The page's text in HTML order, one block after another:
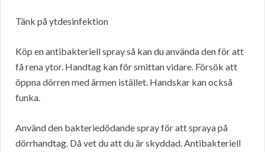
Tänk på ytdesinfektion
Köp en antibakteriell spray så kan du använda den för att
få rena ytor. Handtag kan för smittan vidare. Försök att
öppna dörren med ärmen istället. Handskar kan också
funka.
Använd den bakteriedödande spray för att spraya på
dörrhandtag. Då vet du att du är skyddad. Antibakteriell